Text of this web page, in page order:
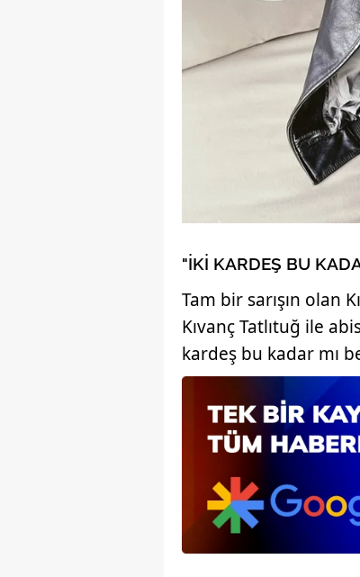
"İKİ KARDEŞ BU
Tam bir sarışın olan
Kıvanç Tatlıtuğ ile
kardeş bu kadar mı